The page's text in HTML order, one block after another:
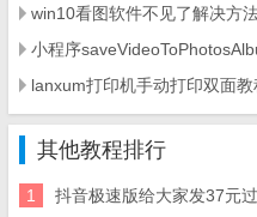
win10看图软件不见了解决方
lanxum打印机手动打印双面
其他教程排行
1 抖音极速版给大家发37元